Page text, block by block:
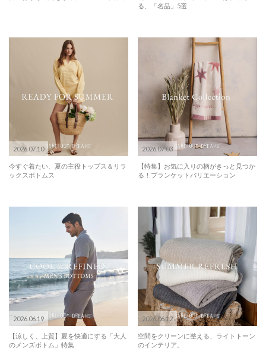
る、「名品」5選
2026.07.10
今すぐ着たい、夏の主役トップス＆リラ
ックスボトムス
2026.07.03
【特集】お気に入りの柄がきっと見つか
る！ブランケットバリエーション
2026.06.19
【涼しく、上質】夏を快適にする「大人
のメンズボトム」特集
2026.06.12
空間をクリーンに整える、ライトトーン
のインテリア。